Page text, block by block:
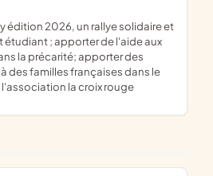
étudiant ; apporter de l'aide aux
la précarité; apporter des
des familles françaises dans le
la croix rouge